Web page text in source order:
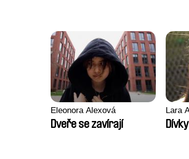
Eleonora Alexová
Dveře se zavírají
Lara